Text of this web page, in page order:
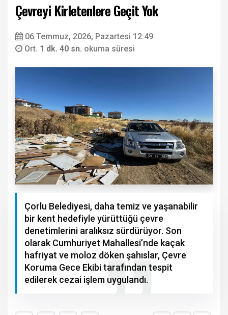
Çevreyi Kirletenlere Geçit Yok
06 Temmuz, 2026, Pazartesi 12:49
Ort. 1 dk. 40 sn. okuma süresi
Çorlu Belediyesi, daha temiz ve yaşanabilir
bir kent hedefiyle yürüttüğü çevre
denetimlerini aralıksız sürdürüyor. Son
olarak Cumhuriyet Mahallesi’nde kaçak
hafriyat ve moloz döken şahıslar, Çevre
Koruma Gece Ekibi tarafından tespit
edilerek cezai işlem uygulandı.